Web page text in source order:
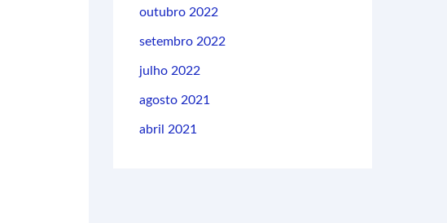
outubro 2022
setembro 2022
julho 2022
agosto 2021
abril 2021